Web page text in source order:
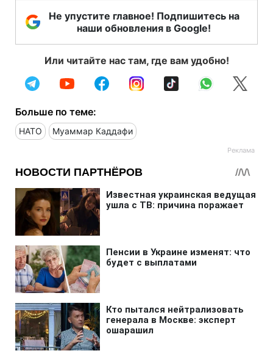
Не упустите главное! Подпишитесь на
наши обновления в Google!
Или читайте нас там, где вам удобно!
Больше по теме:
НАТО Муаммар Каддафи